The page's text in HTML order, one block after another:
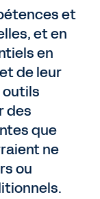
et
et en
en
de leur
outils
des
que
ne
ou